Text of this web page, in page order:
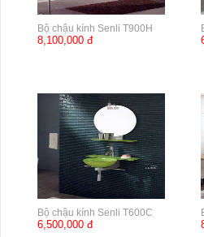
Bộ chậu kính Senli T900H
8,100,000 đ
Bộ chậu kính Senli T600C
6,500,000 đ